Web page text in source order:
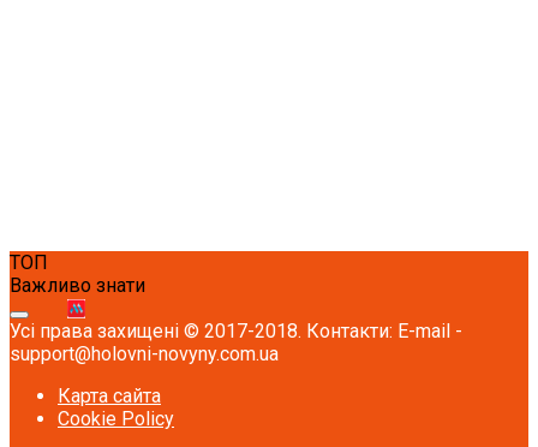
ТОП
Важливо знати
Усі права захищені © 2017-2018. Контакти: E-mail -
support@holovni-novyny.com.ua
Карта сайта
Cookie Policy